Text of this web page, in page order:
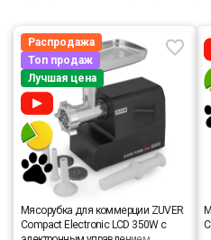
Распродажа
Топ продаж
Лучшая цена
Мясорубка для коммерции ZUVER
Compact Electronic LCD 350W с